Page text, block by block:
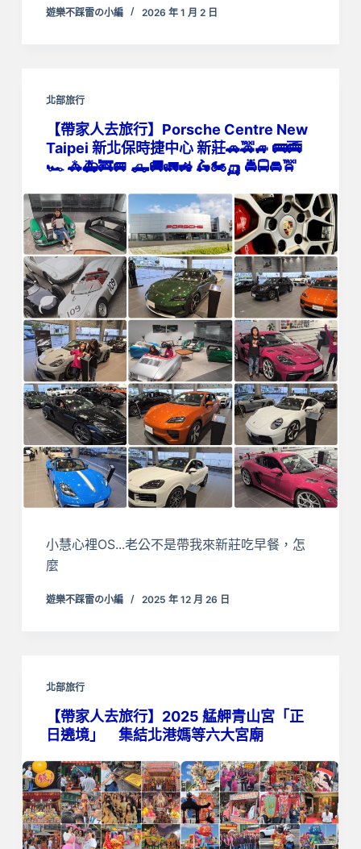
遊樂不踩雷の小編 2026 年 1 月 2 日
北部旅行
【帶家人去旅行】Porsche Centre New
Taipei 新北保時捷中心 新莊🚗🚕🚙 🚌🚎
🏎️ 🚓🚑🚒🚐 🛻🚚🚛🚜 🛵🏍️🛺 🚔🚍🚘🚖
小慧心裡OS...老公不是帶我來新莊吃早餐，怎
麼
遊樂不踩雷の小編 2025 年 12 月 26 日
北部旅行
【帶家人去旅行】2025 艋舺青山宮「正
日遶境」 集結北港媽等六大宮廟